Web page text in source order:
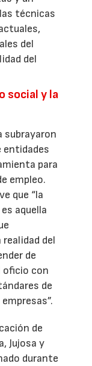
técnicas
del
del
social y la
subrayaron
entidades
para
empleo.
que “la
aquella
del
de
oficio con
de
de
Jujosa y
durante